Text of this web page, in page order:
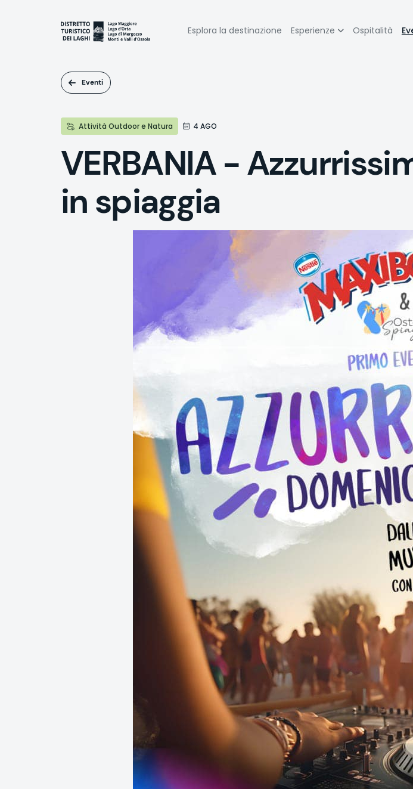
Navigazione
Esplora la destinazione Esperienze Ospitalità
Eventi
Attività Outdoor e Natura 4 AGO
VERBANIA -
in spiaggia